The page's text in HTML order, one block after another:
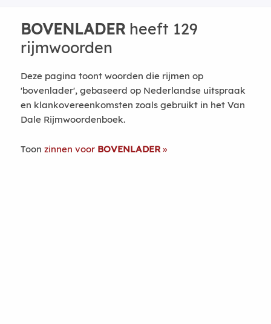
BOVENLADERheeft 129
rijmwoorden
Deze pagina toont woorden die rijmen op
'bovenlader', gebaseerd op Nederlandse uitspraak
en klankovereenkomsten zoals gebruikt in het Van
Dale Rijmwoordenboek.
Toon zinnen voor BOVENLADER